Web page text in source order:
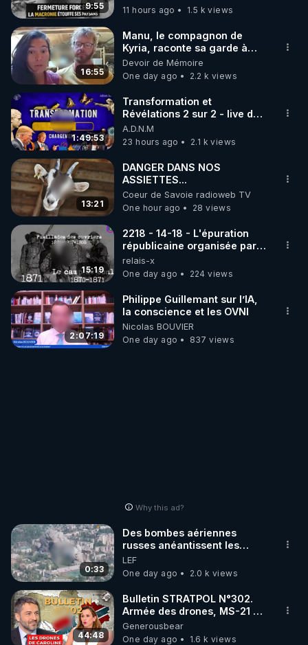
9:55 taire ses opposant !
11 hours ago
1.5 k views
16:55
Manu, le compagnon de
Kyria, raconte sa garde à
vue musclée. PARTAGEZ!
Devoir de Mémoire
One day ago
2.2 k views
1:49:53
Transformation et
Révélations 2 sur 2 - live du
07/08/26
A.D.N.M
23 hours ago
2.1 k views
13:21
DANGER DANS NOS
ASSIETTES...
Coeur de Savoie radioweb TV
One hour ago
28 views
15:19
2218 - 14-18 - L'épuration
républicaine organisée par
les frères de la truelle
relais-x
One day ago
224 views
2:07:19
Philippe Guillemant sur l’IA,
la conscience et les OVNI
Nicolas BOUVIER
One day ago
837 views
Why this ad?
0:33
Des bombes aériennes
russes anéantissent les
centres de contrôle de
drones de 3 brigades
ukrainienne
LEF
One day ago
2.0 k views
44:48
Bulletin STRATPOL N°302.
Armée des drones, MS-21 en
série, missiles coréens.
07.08.2026.
Generousbear
One day ago
1.6 k views